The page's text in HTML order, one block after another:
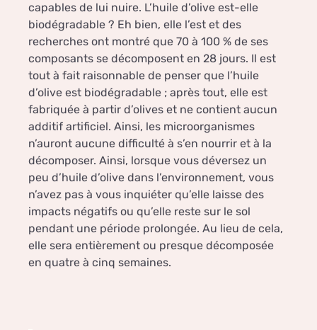
capables de lui nuire. L’huile d’olive est-elle
biodégradable ? Eh bien, elle l’est et des
recherches ont montré que 70 à 100 % de ses
composants se décomposent en 28 jours. Il est
tout à fait raisonnable de penser que l’huile
d’olive est biodégradable ; après tout, elle est
fabriquée à partir d’olives et ne contient aucun
additif artificiel. Ainsi, les microorganismes
n’auront aucune difficulté à s’en nourrir et à la
décomposer. Ainsi, lorsque vous déversez un
peu d’huile d’olive dans l’environnement, vous
n’avez pas à vous inquiéter qu’elle laisse des
impacts négatifs ou qu’elle reste sur le sol
pendant une période prolongée. Au lieu de cela,
elle sera entièrement ou presque décomposée
en quatre à cinq semaines.